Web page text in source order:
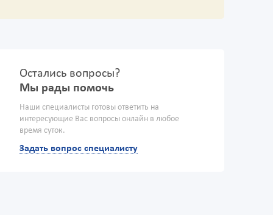
Остались вопросы?
Мы рады помочь
Наши специалисты готовы ответить на
интересующие Вас вопросы онлайн в любое
время суток.
Задать вопрос специалисту